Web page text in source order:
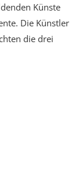
Künste
Die Künstler
die drei